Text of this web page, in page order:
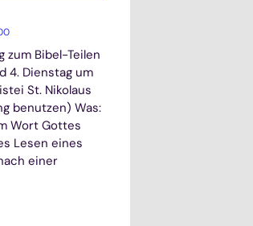
zum Bibel-Teilen
4. Dienstag um
St. Nikolaus
benutzen) Was:
Wort Gottes
Lesen eines
einer